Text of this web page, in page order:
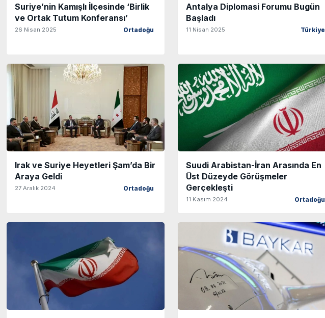
Suriye’nin Kamışlı İlçesinde ‘Birlik
ve Ortak Tutum Konferansı’
26 Nisan 2025 Ortadoğu
Antalya Diplomasi Forumu Bugün
Başladı
11 Nisan 2025 Türkiye
Irak ve Suriye Heyetleri Şam’da Bir
Araya Geldi
27 Aralık 2024 Ortadoğu
Suudi Arabistan-İran Arasında En
Üst Düzeyde Görüşmeler
Gerçekleşti
11 Kasım 2024 Ortadoğu